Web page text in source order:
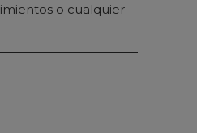
o cualquier